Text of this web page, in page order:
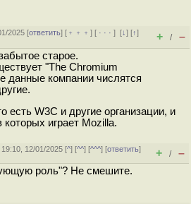
2025 [ответить] [ ﹢﹢﹢] [ · · ·][↓] [↑]
+ / –
старое.
"The Chromium
данные компании числятся
есть W3C и другие организации, и
играет Mozilla.
19:10, 12/01/2025 [^] [^^] [^^^] [ответить]
+ / –
роль"? Не смешите.